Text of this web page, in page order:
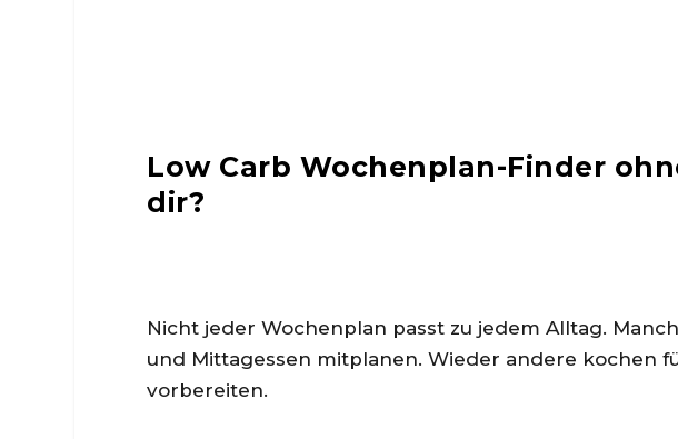
Low Carb Wochenplan-Finder
dir?
Nicht jeder Wochenplan passt zu jedem Alltag.
und Mittagessen mitplanen. Wieder andere kochen
vorbereiten.